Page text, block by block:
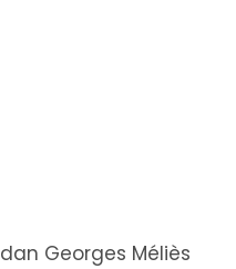
Georges Méliès